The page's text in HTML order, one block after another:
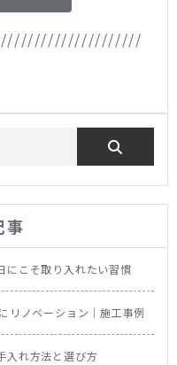
事
にこそ取り入れたい習慣
リノベーション｜施工事例
入れ方法と選び方